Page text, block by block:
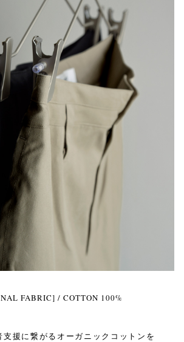
FABRIC] / COTTON 100%
支援に繋がるオーガニックコットンを